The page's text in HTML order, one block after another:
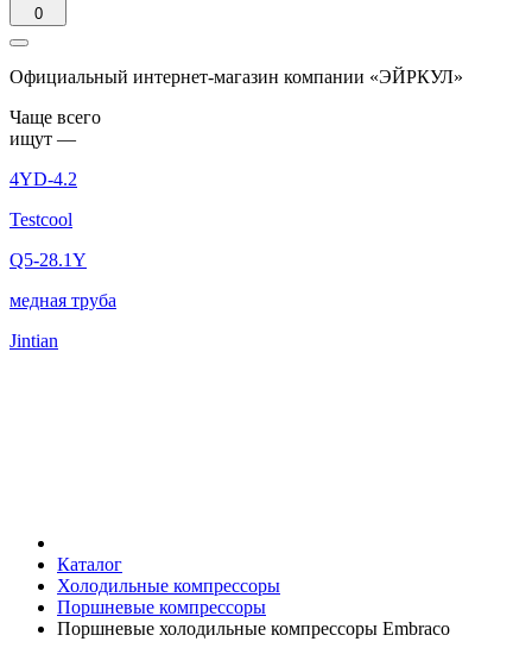
0
Официальный интернет-магазин компании «ЭЙРКУЛ»
Чаще вcего
ищут —
4YD-4.2
Testcool
Q5-28.1Y
медная труба
Jintian
Каталог
Холодильные компрессоры
Поршневые компрессоры
Поршневые холодильные компрессоры Embraco